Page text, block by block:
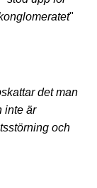
"
det man
inte är
och